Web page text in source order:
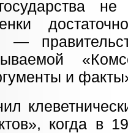
не
и
когда в